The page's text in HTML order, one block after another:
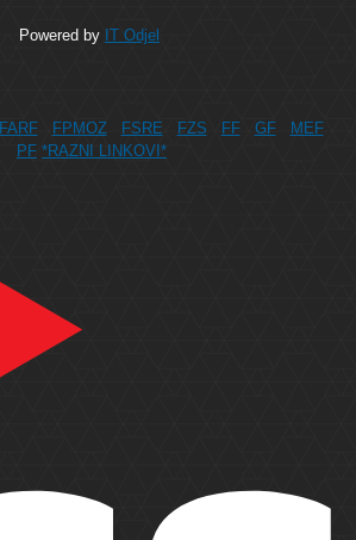
Powered by IT Odjel
FARF FPMOZ FSRE FZS FF GF
MEF
PF *RAZNI LINKOVI*